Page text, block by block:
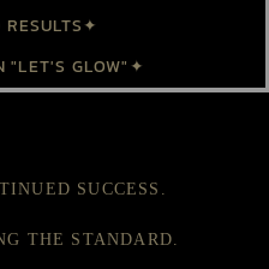
"LET'S GLOW"✦
SUCCESS.
THE STANDARD.